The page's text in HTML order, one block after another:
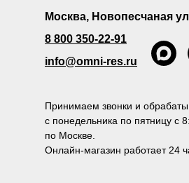
Принимаем звонки и
с понедельника по пятницу с
по Москве.
Онлайн-магазин работает 24
Москва, Новопесчаная
8 800 350-22-91
info@omni-res.ru